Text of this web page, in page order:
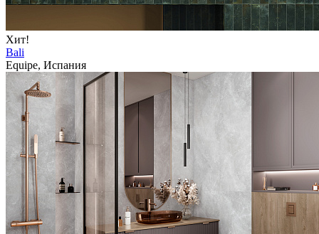
Хит!
Bali
Equipe, Испания